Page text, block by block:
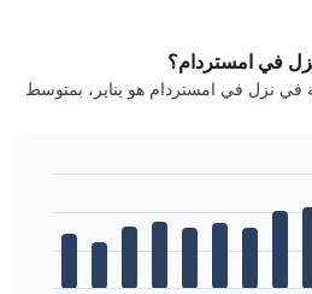
في امستردام؟
في نزل في امستردام هو يناير، بمتوسط